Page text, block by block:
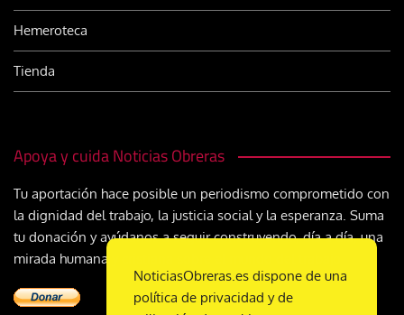
Hemeroteca
Tienda
Apoya y cuida Noticias Obreras
Tu aportación hace posible un periodismo comprometido con
la dignidad del trabajo, la justicia social y la esperanza. Suma
tu donación y ayúdanos a seguir construyendo, día a día, una
mirada humana y cristiana sobre el mundo del trabajo
NoticiasObreras.es dispone de una
política de privacidad y de